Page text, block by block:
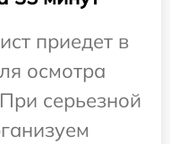
приедет в
осмотра
серьезной